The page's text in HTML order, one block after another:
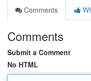
Comments
Comments
Submit a Comment
No HTML